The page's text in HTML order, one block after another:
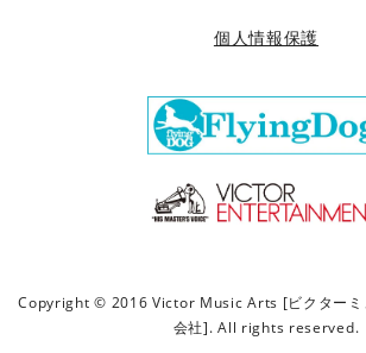
個人情報保護
Copyright © 2016 Victor Music Arts [ビクターミ
会社]. All rights reserved.